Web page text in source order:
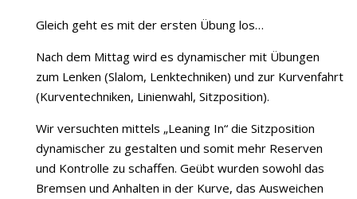
Gleich geht es mit der ersten Übung los…
Nach dem Mittag wird es dynamischer mit Übungen
zum Lenken (Slalom, Lenktechniken) und zur Kurvenfahrt
(Kurventechniken, Linienwahl, Sitzposition).
Wir versuchten mittels „Leaning In“ die Sitzposition
dynamischer zu gestalten und somit mehr Reserven
und Kontrolle zu schaffen. Geübt wurden sowohl das
Bremsen und Anhalten in der Kurve, das Ausweichen